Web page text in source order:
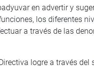
en advertir y
los diferentes
a través de las
logre a través del